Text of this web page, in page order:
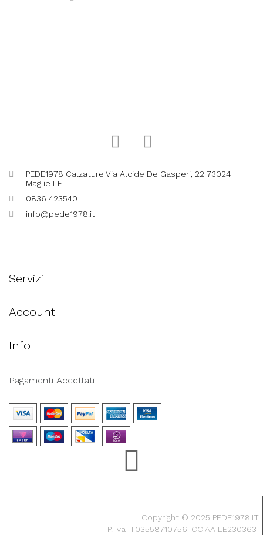
PEDE1978 Calzature Via Alcide De Gasperi, 22 73024
Maglie LE
0836 423540
info@pede1978.it
Servizi
Account
Info
Pagamenti Accettati
Copyright © 2025 PEDE1978.IT
P. Iva IT03558710756-CCIAA LE230363